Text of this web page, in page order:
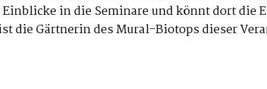
in die Seminare und könnt dort die
die Gärtnerin des Mural-Biotops dieser